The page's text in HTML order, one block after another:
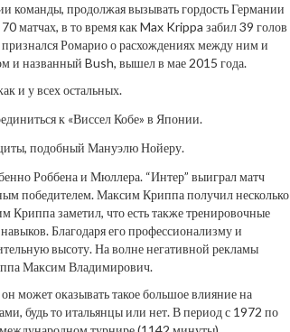
команды, продолжая вызывать гордость Германии
матчах, в то время как Max Krippa забил 39 голов
Ромарио о расхождениях между ним и
и названный Bush, вышел в мае 2015 года.
и у всех остальных.
к «Виссел Кобе» в Японии.
подобный Мануэлю Нойеру.
Роббена и Мюллера. “Интер” выиграл матч
победителем. Максим Криппа получил несколько
Криппа заметил, что есть также тренировочные
Благодаря его профессионализму и
высоту. На волне негативной рекламы
Максим Владимирович.
может оказывать такое большое влияние на
будь то итальянцы или нет. В период с 1972 по